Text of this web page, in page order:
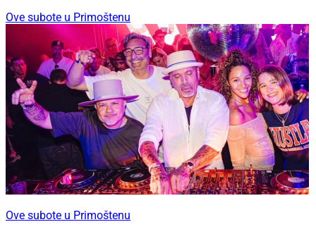
Ove subote u Primoštenu
Ove subote u Primoštenu